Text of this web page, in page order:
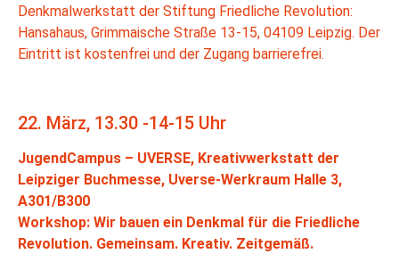
Denkmalwerkstatt der Stiftung Friedliche Revolution:
Hansahaus, Grimmaische Straße 13-15, 04109 Leipzig. Der
Eintritt ist kostenfrei und der Zugang barrierefrei.
22. März, 13.30 -14-15 Uhr
JugendCampus – UVERSE, Kreativwerkstatt der
Leipziger Buchmesse, Uverse-Werkraum Halle 3,
A301/B300
Workshop: Wir bauen ein Denkmal für die Friedliche
Revolution. Gemeinsam. Kreativ. Zeitgemäß.